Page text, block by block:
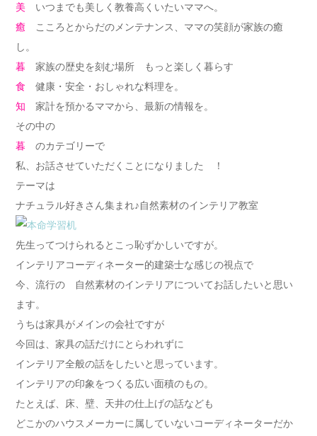
美 いつまでも美しく教養高くいたいママへ。
癒 こころとからだのメンテナンス、ママの笑顔が家族の癒
し。
暮 家族の歴史を刻む場所 もっと楽しく暮らす
食 健康・安全・おしゃれな料理を。
知 家計を預かるママから、最新の情報を。
その中の
暮 のカテゴリーで
私、お話させていただくことになりました ！
テーマは
ナチュラル好きさん集まれ♪自然素材のインテリア教室
先生ってつけられるとこっ恥ずかしいですが。
インテリアコーディネーター的建築士な感じの視点で
今、流行の 自然素材のインテリアについてお話したいと思い
ます。
うちは家具がメインの会社ですが
今回は、家具の話だけにとらわれずに
インテリア全般の話をしたいと思っています。
インテリアの印象をつくる広い面積のもの。
たとえば、床、壁、天井の仕上げの話なども
どこかのハウスメーカーに属していないコーディネーターだか